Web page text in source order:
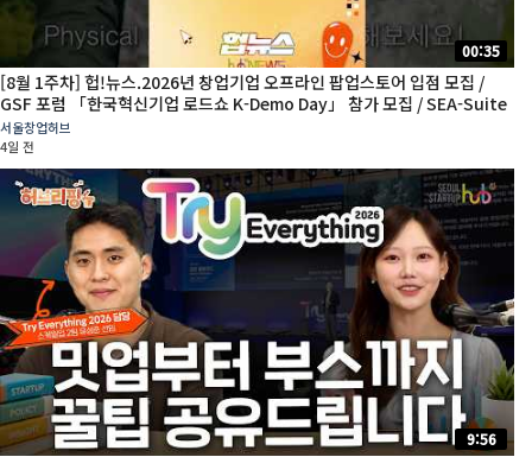
00:35
[8월 1주차] 헙!뉴스.2026년 창업기업 오프라인 팝업스토어 입점 모집 /
GSF 포럼 「한국혁신기업 로드쇼 K-Demo Day」 참가 모집 / SEA-Suite
Night
서울창업허브
4일 전
9:56